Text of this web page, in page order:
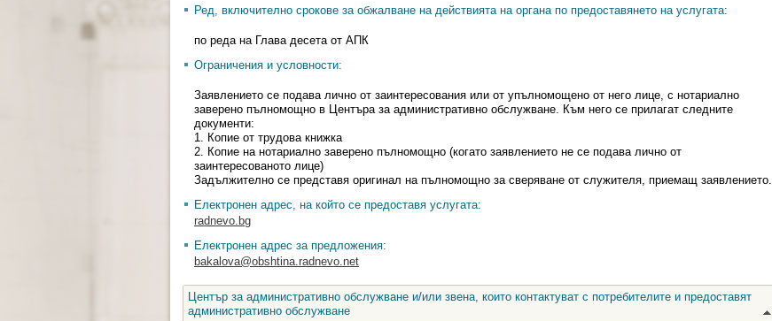
Ред, включително срокове за обжалване на действията на органа по предоставянето на услугата:
по реда на Глава десета от АПК
Ограничения и условности:
Заявлението се подава лично от заинтересования или от упълномощено от него лице, с нотариално
заверено пълномощно в Центъра за административно обслужване. Към него се прилагат следните
документи:
1. Копие от трудова книжка
2. Копие на нотариално заверено пълномощно (когато заявлението не се подава лично от
заинтересованото лице)
Задължително се представя оригинал на пълномощно за сверяване от служителя, приемащ заявлението.
Електронен адрес, на който се предоставя услугата:
radnevo.bg
Електронен адрес за предложения:
bakalova@obshtina.radnevo.net
Център за административно обслужване и/или звена, които контактуват с потребителите и предоставят
административно обслужване